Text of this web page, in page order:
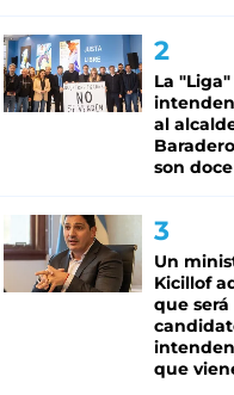
La
al
son doce
Un
Kicillof
que será
que